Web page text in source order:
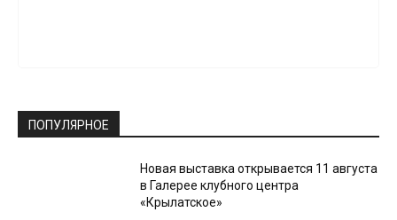
ПОПУЛЯРНОЕ
Новая выставка открывается 11 августа
в Галерее клубного центра
«Крылатское»